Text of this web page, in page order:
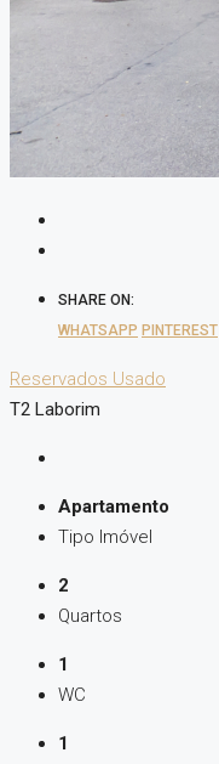
SHARE ON:
WHATSAPP PINTEREST
Reservados Usado
T2 Laborim
Apartamento
Tipo Imóvel
2
Quartos
1
WC
1